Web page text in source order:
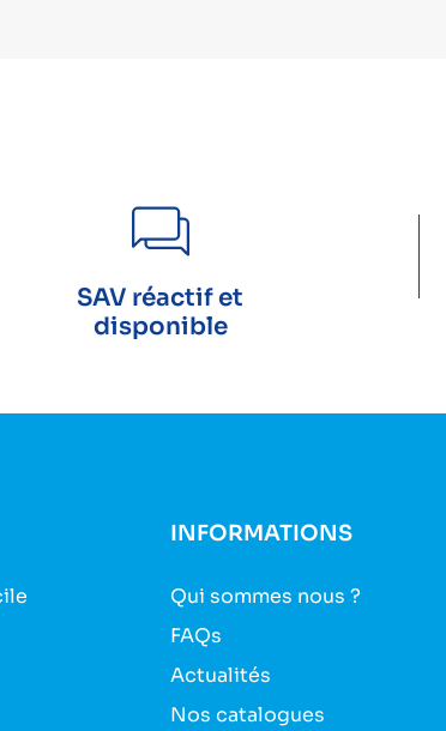
SAV réactif et
disponible
INFORMATIONS
Qui sommes nous ?
FAQs
Actualités
Nos catalogues